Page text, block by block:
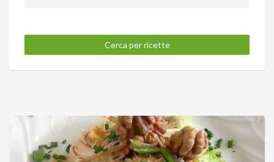
Cerca per ricette